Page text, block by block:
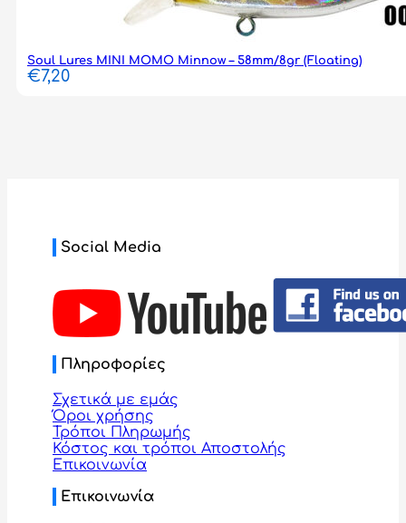
Soul Lures MINI MOMO Minnow – 58mm/8gr (Floating)
€7,20
Social Media
Πληροφορίες
Σχετικά με εμάς
Όροι χρήσης
Τρόποι Πληρωμής
Κόστος και τρόποι Αποστολής
Επικοινωνία
Επικοινωνία